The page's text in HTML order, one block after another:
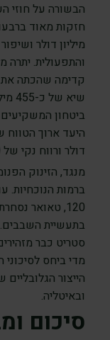
הבשורה על חוזי
מיליון דולר
והתפעולית. יתרה
קדימה שהכתה את
ביטחון
דולר ורווח נקי של 750 מיליון דולר בתוך שנתיים.
מנגד, הזינוק
ברמות הנוכחיות.
120, טאואר
בתעשיית
סטריט כבר
מדי ביחס
הייצור
ובאיטליה.
סיכום